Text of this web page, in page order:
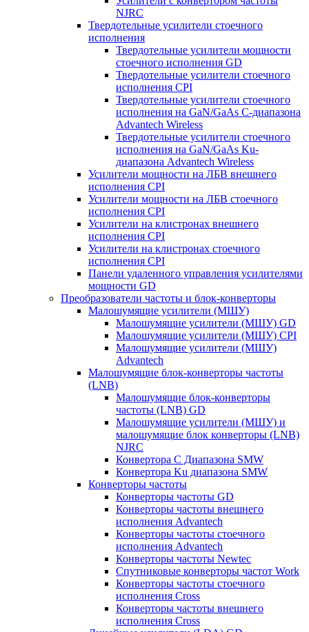
NJRC
Твердотельные усилители стоечного
исполнения
Твердотельные усилители мощности
стоечного исполнения GD
Твердотельные усилители стоечного
исполнения CPI
Твердотельные усилители стоечного
исполнения на GaN/GaAs С-диапазона
Advantech Wireless
Твердотельные усилители стоечного
исполнения на GaN/GaAs Ku-
диапазона Advantech Wireless
Усилители мощности на ЛБВ внешнего
исполнения CPI
Усилители мощности на ЛБВ стоечного
исполнения CPI
Усилители на клистронах внешнего
исполнения CPI
Усилители на клистронах стоечного
исполнения CPI
Панели удаленного управления усилителями
мощности GD
Преобразователи частоты и блок-конверторы
Малошумящие усилители (МШУ)
Малошумящие усилители (МШУ) GD
Малошумящие усилители (МШУ) CPI
Малошумящие усилители (МШУ)
Advantech
Малошумящие блок-конверторы частоты
(LNB)
Малошумящие блок-конверторы
частоты (LNB) GD
Малошумящие усилители (МШУ) и
малошумящие блок конверторы (LNB)
NJRC
Конвертора C Диапазона SMW
Конвертора Ku диапазона SMW
Конверторы частоты
Конверторы частоты GD
Конверторы частоты внешнего
исполнения Advantech
Конверторы частоты стоечного
исполнения Advantech
Конверторы частоты Newtec
Спутниковые конверторы частот Work
Конверторы частоты стоечного
исполнения Cross
Конверторы частоты внешнего
исполнения Cross